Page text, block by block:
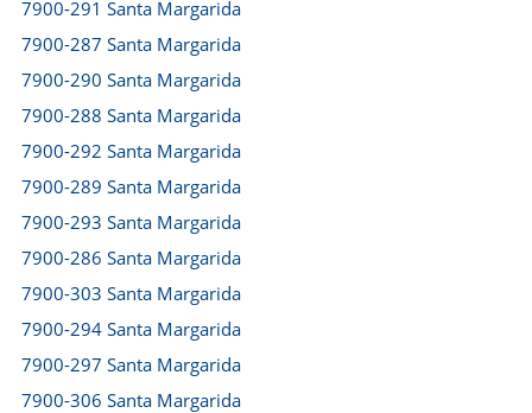
7900-291 Santa Margarida
7900-287 Santa Margarida
7900-290 Santa Margarida
7900-288 Santa Margarida
7900-292 Santa Margarida
7900-289 Santa Margarida
7900-293 Santa Margarida
7900-286 Santa Margarida
7900-303 Santa Margarida
7900-294 Santa Margarida
7900-297 Santa Margarida
7900-306 Santa Margarida